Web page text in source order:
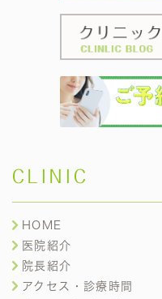
CLINIC
HOME
医院紹介
院長紹介
アクセス・診療時間